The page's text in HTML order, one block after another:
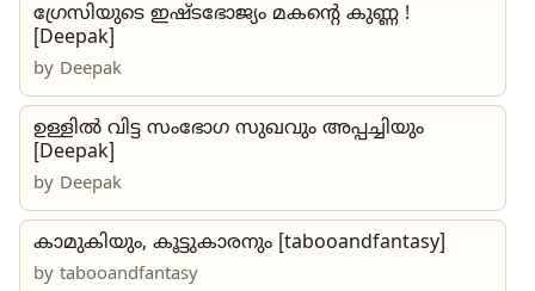
ഗ്രേസിയുടെ ഇഷ്ടഭോജ്യം മകന്റെ കുണ്ണ !
[Deepak]
by Deepak
ഉള്ളിൽ വിട്ട സംഭോഗ സുഖവും അപ്പച്ചിയും
[Deepak]
by Deepak
കാമുകിയും, കൂട്ടുകാരനും [tabooandfantasy]
by tabooandfantasy